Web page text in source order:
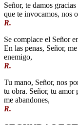
Señor, te damos
que te invocamos, nos
R.
Se complace el Señor
En las penas, Señor,
enemigo,
R.
Tu mano, Señor, nos
tu obra. Señor, tu amor
me abandones,
R.